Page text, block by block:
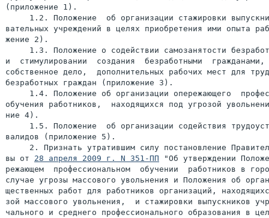
(приложение 1).
1.2. Положение  об организации стажировки
вательных учреждений в целях приобретения ими опыта
жение 2).
1.3. Положение о содействии самозанятости
и  стимулировании  создания  безработными  гражданами,
собственное дело,  дополнительных рабочих мест для
безработных граждан (приложение 3).
1.4. Положение об организации опережающего
обучения работников,  находящихся под угрозой
ние 4).
1.5. Положение  об организации содействия
валидов (приложение 5).
2. Признать утратившим силу постановление
вы от 28 апреля 2009 г. N 351-ПП "Об утверждении
режающем  профессиональном  обучении  работников в
случае угрозы массового увольнения и Положения об
щественных работ для работников организаций,
зой массового увольнения,  и стажировки выпускников
чального и среднего профессионального образования в